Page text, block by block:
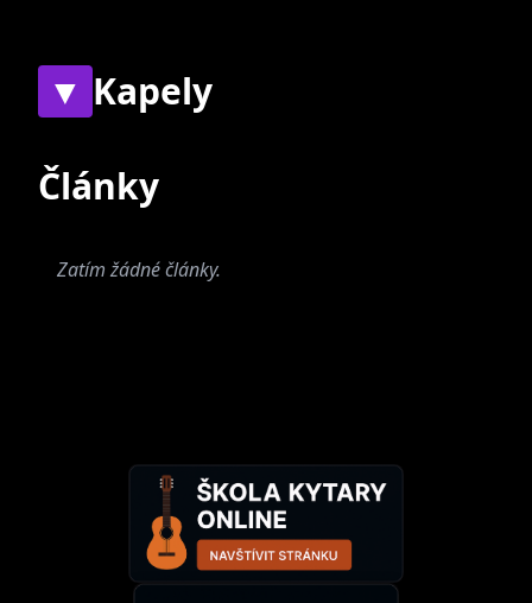
▼ Kapely
Současné
žádné skupiny.
Články
Zatím žádné články.